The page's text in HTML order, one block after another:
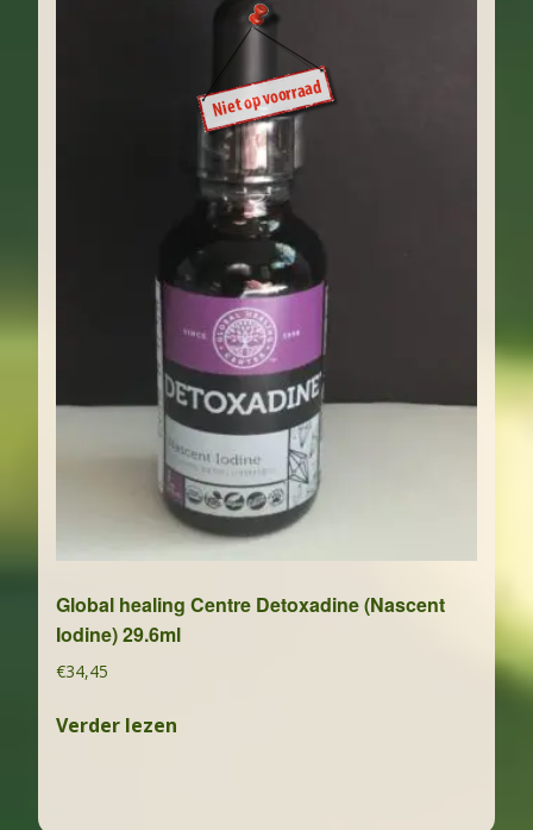
Global healing Centre Detoxadine (Nascent
Iodine) 29.6ml
€34,45
Verder lezen